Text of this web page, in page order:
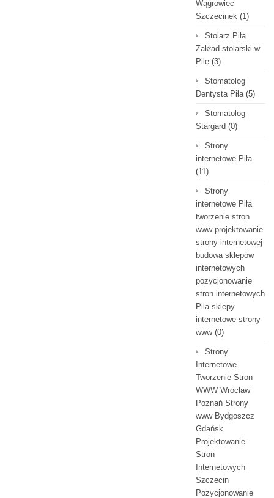
Wągrowiec
Szczecinek (1)
Stolarz Piła
Zakład stolarski w
Pile (3)
Stomatolog
Dentysta Piła(5)
Stomatolog
Stargard (0)
Strony
internetowe Piła
(11)
Strony
internetowe Piła
tworzenie stron
www projektowanie
strony internetowej
budowa sklepów
internetowych
pozycjonowanie
stron internetowych
Pila sklepy
internetowe strony
www(0)
Strony
Internetowe
Tworzenie Stron
WWW Wrocław
Poznań Strony
www Bydgoszcz
Gdańsk
Projektowanie
Stron
Internetowych
Szczecin
Pozycjonowanie